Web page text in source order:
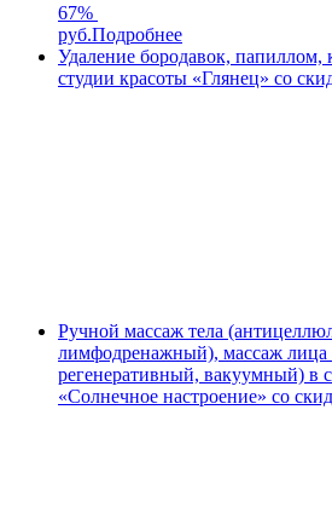
67%
руб.Подробнее
Удаление бородавок,
студии красоты «Глянец» со
Ручной массаж тела
лимфодренажный), массаж лица
регенеративный, вакуумный) в
«Солнечное настроение» со